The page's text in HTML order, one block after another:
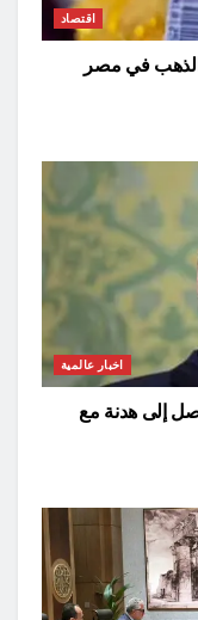
اقتصاد
أسعار الذهب في مصر
اخبار عالمية
إلى هدنة مع